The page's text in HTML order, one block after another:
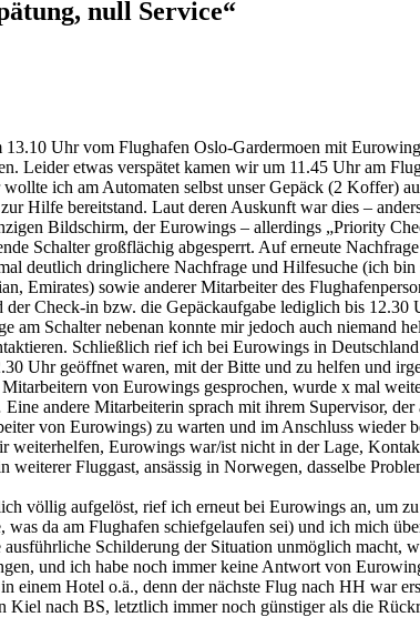
null Service“
Uhr vom Flughafen Oslo-Gardermoen mit
Leider etwas verspätet kamen wir um 11.45 Uhr am
ich am Automaten selbst unser Gepäck (2 Koffer)
Hilfe bereitstand. Laut deren Auskunft war dies –
Bildschirm, der Eurowings – allerdings „Priority
Schalter großflächig abgesperrt. Auf erneute
deutlich dringlichere Nachfrage und Hilfesuche (ich
Emirates) sowie anderer Mitarbeiter des
Check-in bzw. die Gepäckaufgabe lediglich bis
Schalter nebenan konnte mir jedoch auch niemand
Schließlich rief ich bei Eurowings in
Uhr geöffnet waren, mit der Bitte und zu helfen und
von Eurowings gesprochen, wurde x mal
andere Mitarbeiterin sprach mit ihrem Supervisor,
von Eurowings) zu warten und im Anschluss
Eurowings war/ist nicht in der Lage,
Fluggast, ansässig in Norwegen, dasselbe
völlig aufgelöst, rief ich erneut bei Eurowings an, um
da am Flughafen schiefgelaufen sei) und ich mich
Schilderung der Situation unmöglich macht,
und ich habe noch immer keine Antwort von
Hotel o.ä., denn der nächste Flug nach HH war
nach BS, letztlich immer noch günstiger als die